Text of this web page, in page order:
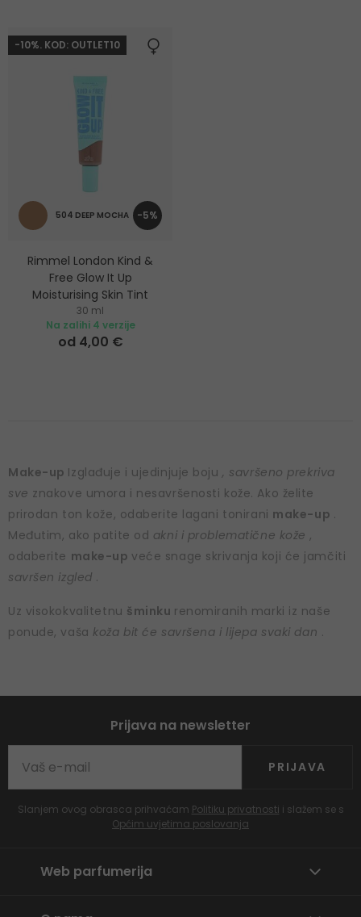
-10%. KOD: OUTLET10
-5%
504 DEEP MOCHA
Rimmel London Kind &
Free Glow It Up
Moisturising Skin Tint
Hidratantna šminka za
osjetljivu, suhu i normalnu
kožu
30 ml
Na zalihi 4 verzije
od 4,00 €
Make-up Izglađuje i ujedinjuje boju, savršeno prekriva
sve znakove umora i nesavršenosti kože. Ako želite
prirodan ton kože, odaberite lagani tonirani make-up .
Međutim, ako patite od akni i problematične kože ,
odaberite make-up veće snage skrivanja koji će jamčiti
savršen izgled .
Uz visokokvalitetnu šminku renomiranih marki iz naše
ponude, vaša koža bit će savršena i lijepa svaki dan .
Prijava na newsletter
PRIJAVA
Slanjem ovog obrasca prihvaćam Politiku privatnosti i slažem se s
Općim uvjetima poslovanja
Web parfumerija